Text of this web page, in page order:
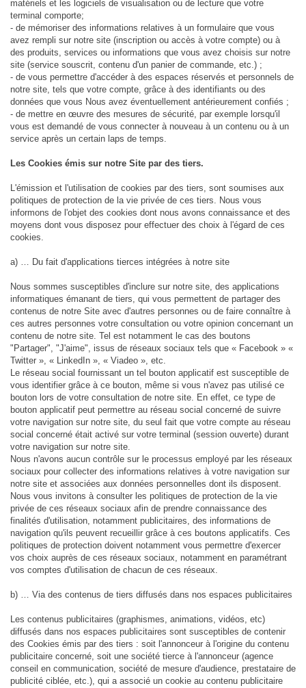
matériels et les logiciels de visualisation ou de lecture que votre
terminal comporte;
- de mémoriser des informations relatives à un formulaire que vous
avez rempli sur notre site (inscription ou accès à votre compte) ou à
des produits, services ou informations que vous avez choisis sur notre
site (service souscrit, contenu d'un panier de commande, etc.) ;
- de vous permettre d'accéder à des espaces réservés et personnels de
notre site, tels que votre compte, grâce à des identifiants ou des
données que vous Nous avez éventuellement antérieurement confiés ;
- de mettre en œuvre des mesures de sécurité, par exemple lorsqu'il
vous est demandé de vous connecter à nouveau à un contenu ou à un
service après un certain laps de temps.
Les Cookies émis sur notre Site par des tiers.
L'émission et l'utilisation de cookies par des tiers, sont soumises aux
politiques de protection de la vie privée de ces tiers. Nous vous
informons de l'objet des cookies dont nous avons connaissance et des
moyens dont vous disposez pour effectuer des choix à l'égard de ces
cookies.
a) … Du fait d'applications tierces intégrées à notre site
Nous sommes susceptibles d'inclure sur notre site, des applications
informatiques émanant de tiers, qui vous permettent de partager des
contenus de notre Site avec d'autres personnes ou de faire connaître à
ces autres personnes votre consultation ou votre opinion concernant un
contenu de notre site. Tel est notamment le cas des boutons
"Partager", "J'aime", issus de réseaux sociaux tels que « Facebook » «
Twitter », « LinkedIn », « Viadeo », etc.
Le réseau social fournissant un tel bouton applicatif est susceptible de
vous identifier grâce à ce bouton, même si vous n'avez pas utilisé ce
bouton lors de votre consultation de notre site. En effet, ce type de
bouton applicatif peut permettre au réseau social concerné de suivre
votre navigation sur notre site, du seul fait que votre compte au réseau
social concerné était activé sur votre terminal (session ouverte) durant
votre navigation sur notre site.
Nous n'avons aucun contrôle sur le processus employé par les réseaux
sociaux pour collecter des informations relatives à votre navigation sur
notre site et associées aux données personnelles dont ils disposent.
Nous vous invitons à consulter les politiques de protection de la vie
privée de ces réseaux sociaux afin de prendre connaissance des
finalités d'utilisation, notamment publicitaires, des informations de
navigation qu'ils peuvent recueillir grâce à ces boutons applicatifs. Ces
politiques de protection doivent notamment vous permettre d'exercer
vos choix auprès de ces réseaux sociaux, notamment en paramétrant
vos comptes d'utilisation de chacun de ces réseaux.
b) … Via des contenus de tiers diffusés dans nos espaces publicitaires
Les contenus publicitaires (graphismes, animations, vidéos, etc)
diffusés dans nos espaces publicitaires sont susceptibles de contenir
des Cookies émis par des tiers : soit l'annonceur à l'origine du contenu
publicitaire concerné, soit une société tierce à l'annonceur (agence
conseil en communication, société de mesure d'audience, prestataire de
publicité ciblée, etc.), qui a associé un cookie au contenu publicitaire